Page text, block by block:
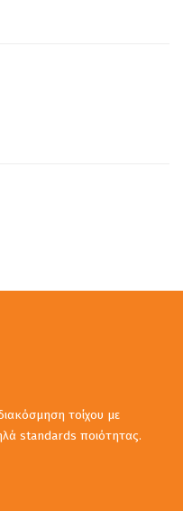
τοίχου με
standards ποιότητας.